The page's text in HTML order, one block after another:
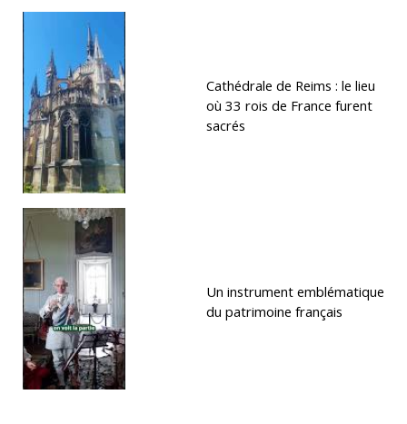
Cathédrale de Reims : le lieu
où 33 rois de France furent
sacrés
Un instrument emblématique
du patrimoine français